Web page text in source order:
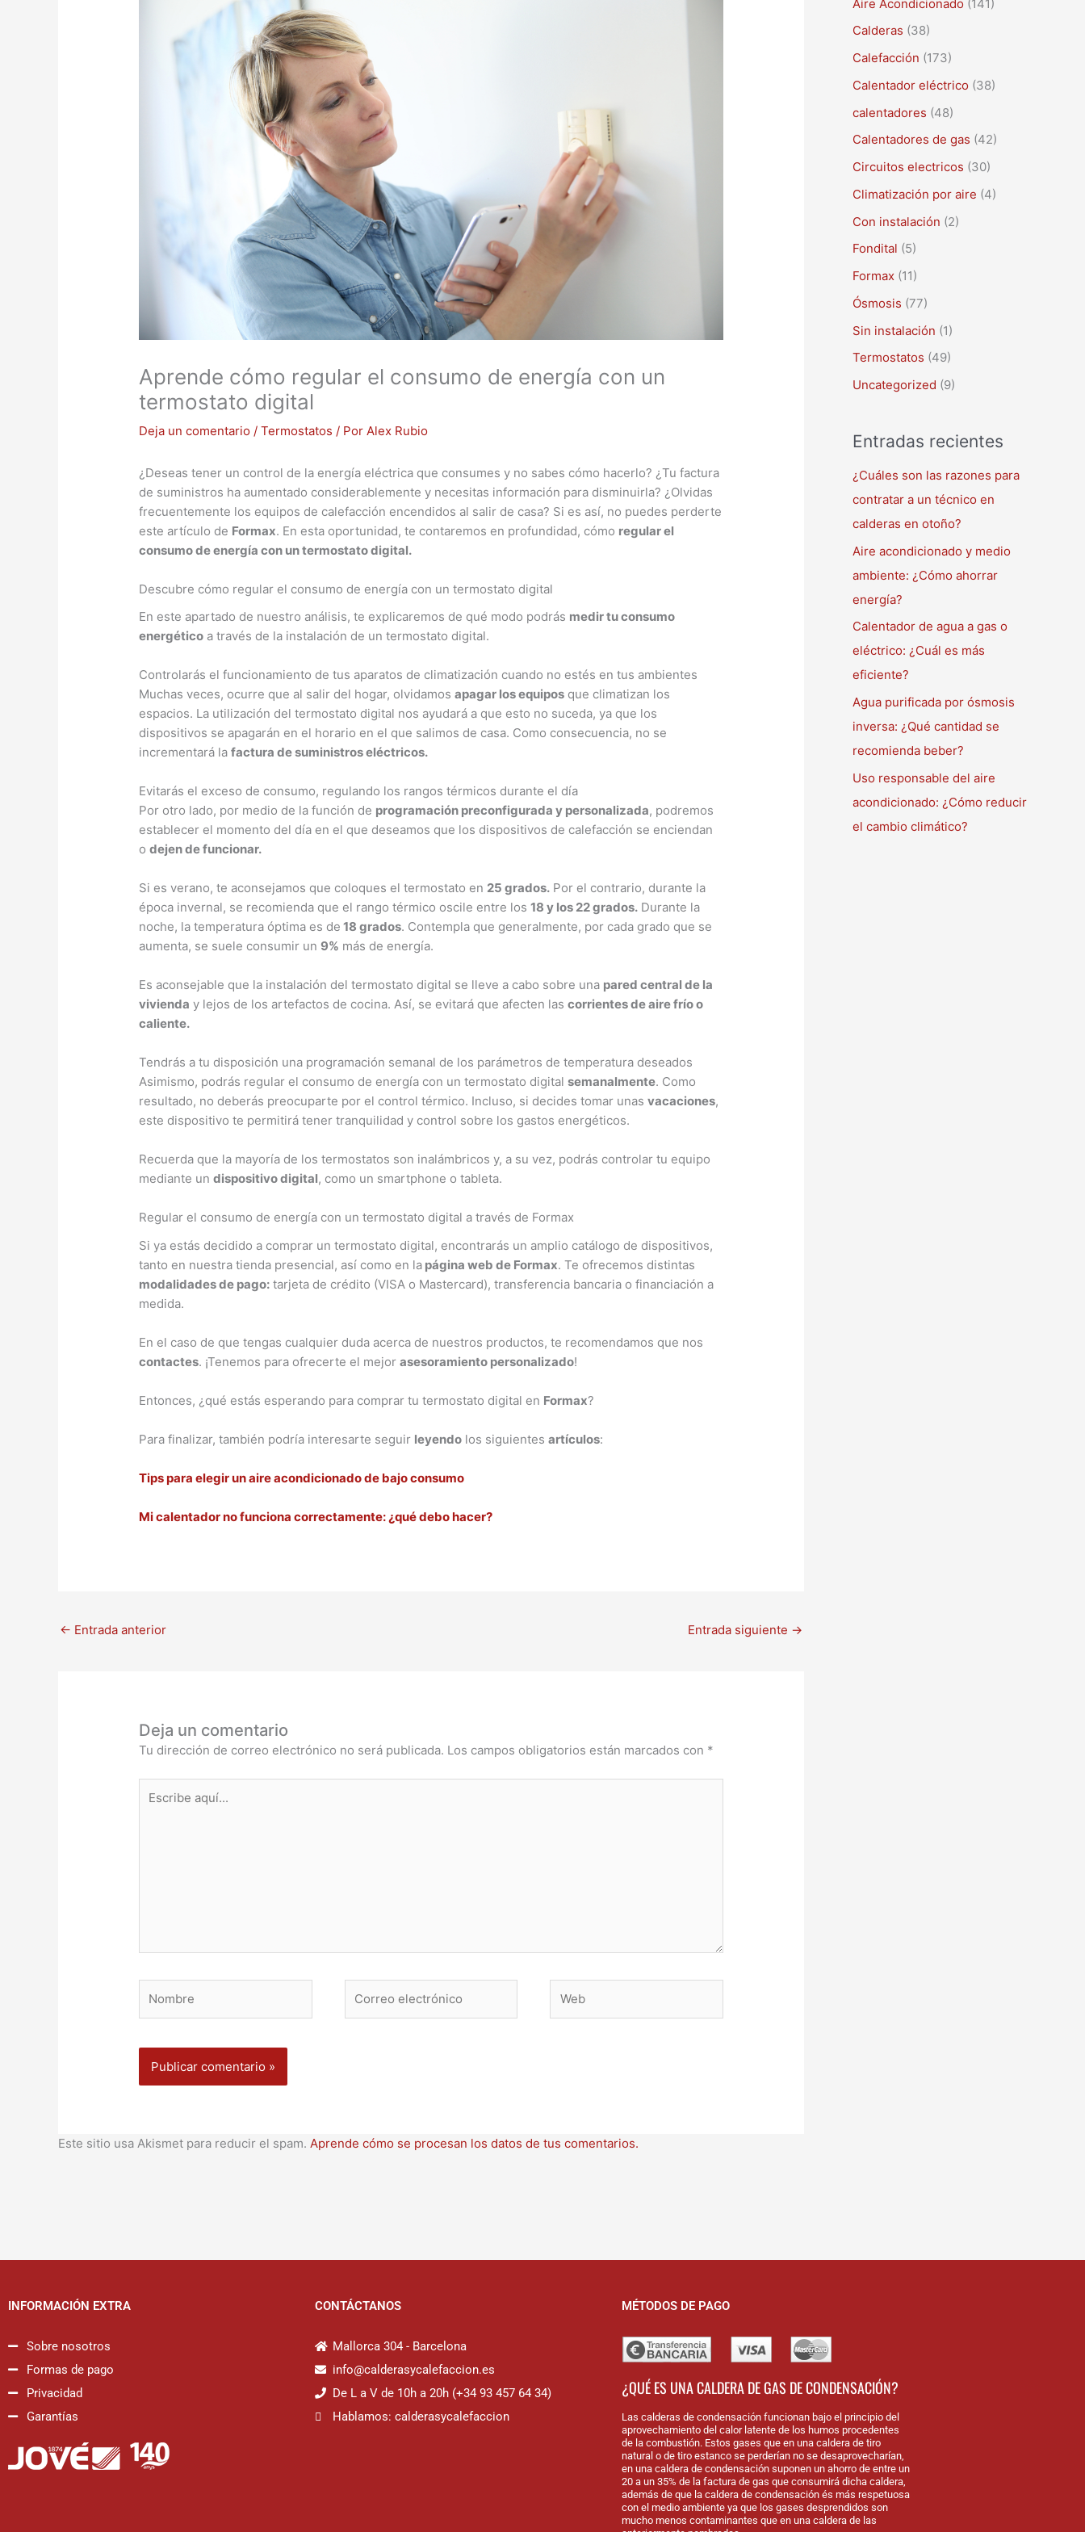
Aprende cómo regular el consumo de energía con un
termostato digital
Deja un comentario /Termostatos / PorAlex Rubio
¿Deseas tener un control de la energía eléctrica que consumes y no sabes cómo hacerlo? ¿Tu factura
de suministros ha aumentado considerablemente y necesitas información para disminuirla? ¿Olvidas
frecuentemente los equipos de calefacción encendidos al salir de casa? Si es así, no puedes perderte
este artículo de Formax. En esta oportunidad, te contaremos en profundidad, cómo regular el
consumo de energía con un termostato digital.
Descubre cómo regular el consumo de energía con un termostato digital
En este apartado de nuestro análisis, te explicaremos de qué modo podrás medir tu consumo
energético a través de la instalación de un termostato digital.
Controlarás el funcionamiento de tus aparatos de climatización cuando no estés en tus ambientes
Muchas veces, ocurre que al salir del hogar, olvidamosapagar los equipos que climatizan los
espacios. La utilización del termostato digital nos ayudará a que esto no suceda, ya que los
dispositivos se apagarán en el horario en el que salimos de casa. Como consecuencia, no se
incrementará lafactura de suministros eléctricos.
Evitarás el exceso de consumo, regulando los rangos térmicos durante el día
Por otro lado, por medio de la función de programación preconfigurada y personalizada, podremos
establecer el momento del día en el que deseamos que los dispositivos de calefacción se enciendan
odejen de funcionar.
Si es verano, te aconsejamos que coloques el termostato en 25 grados. Por el contrario, durante la
época invernal, se recomienda que el rango térmico oscile entre los18 y los 22 grados. Durante la
noche, la temperatura óptima es de 18 grados. Contempla que generalmente, por cada grado que se
aumenta, se suele consumir un9% más de energía.
Es aconsejable que la instalación del termostato digital se lleve a cabo sobre una pared central de la
vivienda y lejos de los artefactos de cocina. Así, se evitará que afecten lascorrientes de aire frío o
caliente.
Tendrás a tu disposición una programación semanal de los parámetros de temperatura deseados
Asimismo, podrás regular el consumo de energía con un termostato digitalsemanalmente. Como
resultado, no deberás preocuparte por el control térmico. Incluso, si decides tomar unasvacaciones,
este dispositivo te permitirá tener tranquilidad y control sobre los gastos energéticos.
Recuerda que la mayoría de los termostatos son inalámbricos y, a su vez, podrás controlar tu equipo
mediante undispositivo digital, como un smartphone o tableta.
Regular el consumo de energía con un termostato digital a través de Formax
Si ya estás decidido a comprar un termostato digital, encontrarás un amplio catálogo de dispositivos,
tanto en nuestra tienda presencial, así como en la página web de Formax. Te ofrecemos distintas
modalidades de pago: tarjeta de crédito (VISA o Mastercard), transferencia bancaria o financiación a
medida.
En el caso de que tengas cualquier duda acerca de nuestros productos, te recomendamos que nos
contactes. ¡Tenemos para ofrecerte el mejorasesoramiento personalizado!
Entonces, ¿qué estás esperando para comprar tu termostato digital en Formax?
Para finalizar, también podría interesarte seguir leyendo los siguientesartículos:
Tips para elegir un aire acondicionado de bajo consumo
Mi calentador no funciona correctamente: ¿qué debo hacer?
← Entrada anterior Entrada siguiente →
Deja un comentario
Tu dirección de correo electrónico no será publicada. Los campos obligatorios están marcados con *
aquí...
electrónico
Este sitio usa Akismet para reducir el spam. Aprende cómo se procesan los datos de tus comentarios.
a
r
p
o
Aire Acondicionado (141)
Calderas (38)
Calefacción (173)
Calentador eléctrico (38)
calentadores (48)
Calentadores de gas (42)
Circuitos electricos (30)
Climatización por aire (4)
Con instalación (2)
Fondital (5)
Formax (11)
Ósmosis (77)
Sin instalación (1)
Termostatos (49)
Uncategorized (9)
Entradas recientes
¿Cuáles son las razones para
contratar a un técnico en
calderas en otoño?
Aire acondicionado y medio
ambiente: ¿Cómo ahorrar
energía?
Calentador de agua a gas o
eléctrico: ¿Cuál es más
eficiente?
Agua purificada por ósmosis
inversa: ¿Qué cantidad se
recomienda beber?
Uso responsable del aire
acondicionado: ¿Cómo reducir
el cambio climático?
INFORMACIÓN EXTRA
Sobre nosotros
Formas de pago
Privacidad
Garantías
CONTÁCTANOS
Mallorca 304 - Barcelona
info@calderasycalefaccion.es
De L a V de 10h a 20h (+34 93 457 64 34)
Hablamos: calderasycalefaccion
MÉTODOS DE PAGO
¿QUÉ ES UNA CALDERA DE GAS DE CONDENSACIÓN?
Las calderas de condensación funcionan bajo el principio del
aprovechamiento del calor latente de los humos procedentes
de la combustión. Estos gases que en una caldera de tiro
natural o de tiro estanco se perderían no se desaprovecharían,
en una caldera de condensación suponen un ahorro de entre un
20 a un 35% de la factura de gas que consumirá dicha caldera,
además de que la caldera de condensación és más respetuosa
con el medio ambiente ya que los gases desprendidos son
mucho menos contaminantes que en una caldera de las